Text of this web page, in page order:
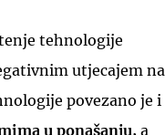
tehnologije
utjecajem na
povezano je i
u ponašanju, a